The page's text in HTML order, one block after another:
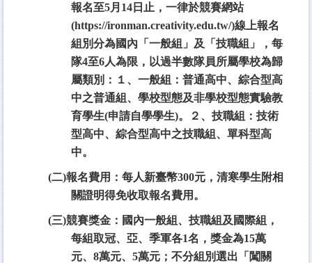
報名至5月14日止，一律於競賽網站
(https://ironman.creativity.edu.tw/)線上報名
組別分為國內「一般組」及「技職組」，每
隊4至6人為限，以過半數隊員所屬學校為歸
屬類別：１、一般組：普通高中、綜合型高
中之普通組、學校型態及非學校型態實驗教
育學生(申請自學學生)。２、技職組：技術
型高中、綜合型高中之技職組、單科型高
中。
(二)報名費用：每人新臺幣300元，清寒學生附相
關證明得免收取報名費用。
(三)競賽獎金：國內一般組、技職組及國際組，
每組取冠、亞、季軍各1名，獎金為15萬
元、8萬元、5萬元；不分組別選出「闖關